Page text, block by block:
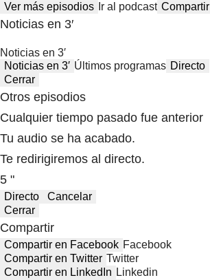
Ver más episodios Ir al podcast Compartir
Noticias en 3′
Noticias en 3′
Noticias en 3′ Últimos programas Directo
Cerrar
Otros episodios
Cualquier tiempo pasado fue anterior
Tu audio se ha acabado.
Te redirigiremos al directo.
5 "
Directo
Cancelar
Cerrar
Compartir
Compartir en Facebook Facebook
Compartir en Twitter Twitter
Compartir en LinkedIn Linkedin